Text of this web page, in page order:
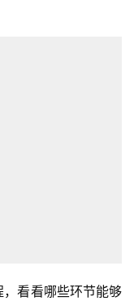
看看哪些环节能够